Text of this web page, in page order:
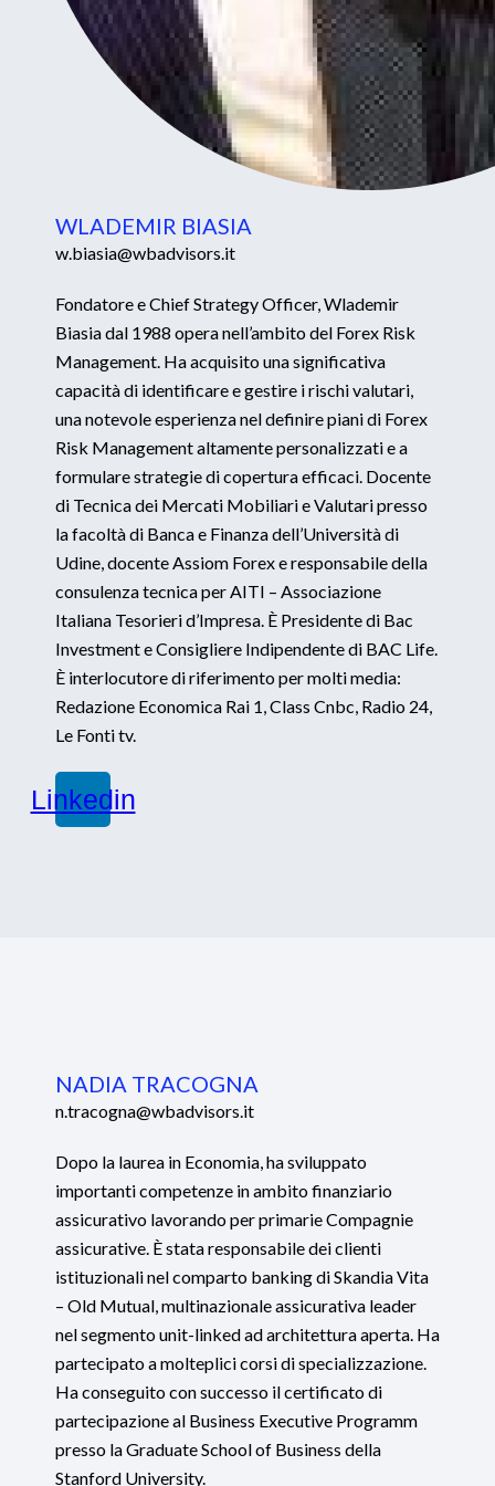
WLADEMIR BIASIA
w.biasia@wbadvisors.it
Fondatore e Chief Strategy Officer, Wlademir
Biasia dal 1988 opera nell’ambito del Forex Risk
Management. Ha acquisito una significativa
capacità di identificare e gestire i rischi valutari,
una notevole esperienza nel definire piani di Forex
Risk Management altamente personalizzati e a
formulare strategie di copertura efficaci. Docente
di Tecnica dei Mercati Mobiliari e Valutari presso
la facoltà di Banca e Finanza dell’Università di
Udine, docente Assiom Forex e responsabile della
consulenza tecnica per AITI – Associazione
Italiana Tesorieri d’Impresa. È Presidente di Bac
Investment e Consigliere Indipendente di BAC Life.
È interlocutore di riferimento per molti media:
Redazione Economica Rai 1, Class Cnbc, Radio 24,
Le Fonti tv.
Linkedin
NADIA TRACOGNA
n.tracogna@wbadvisors.it
Dopo la laurea in Economia, ha sviluppato
importanti competenze in ambito finanziario
assicurativo lavorando per primarie Compagnie
assicurative. È stata responsabile dei clienti
istituzionali nel comparto banking di Skandia Vita
– Old Mutual, multinazionale assicurativa leader
nel segmento unit-linked ad architettura aperta. Ha
partecipato a molteplici corsi di specializzazione.
Ha conseguito con successo il certificato di
partecipazione al Business Executive Programm
presso la Graduate School of Business della
Stanford University.